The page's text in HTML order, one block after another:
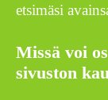
etsimäsi
Missä voi
sivuston